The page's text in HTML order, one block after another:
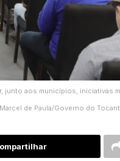
junto aos municípios, iniciativas
de Paula/Governo do